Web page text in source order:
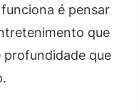
é pensar
que
profundidade que